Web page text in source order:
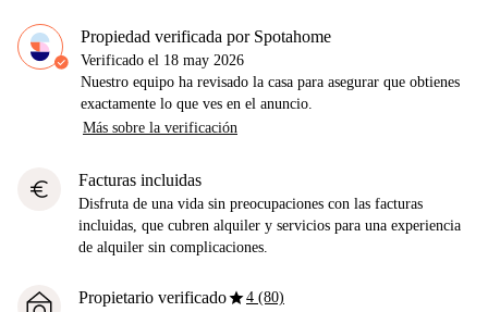
Propiedad verificada por Spotahome
Verificado el 18 may 2026
Nuestro equipo ha revisado la casa para asegurar que obtienes
exactamente lo que ves en el anuncio.
Más sobre la verificación
euro Facturas incluidas
Disfruta de una vida sin preocupaciones con las facturas
incluidas, que cubren alquiler y servicios para una experiencia
de alquiler sin complicaciones.
Propietario verificadostar4 (80)